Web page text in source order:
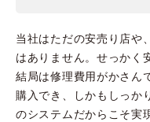
当社はただの安売り店や
はありません。せっかく
結局は修理費用がかさん
購入でき、しかもしっか
のシステムだからこそ実